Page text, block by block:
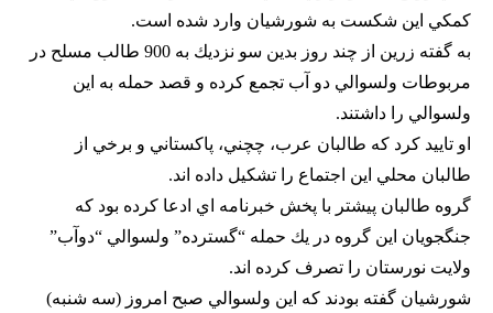
كمكي اين شكست به شورشيان وارد شده است.
به گفته زرين از چند روز بدين سو نزديك به 900 طالب مسلح در
مربوطات ولسوالي دو آب تجمع كرده و قصد حمله به اين
ولسوالي را داشتند.
او تاييد كرد كه طالبان عرب، چچني، پاكستاني و برخي از
طالبان محلي اين اجتماع را تشكيل داده اند.
گروه طالبان پيشتر با پخش خبرنامه اي ادعا كرده بود كه
جنگجويان اين گروه در يك حمله “گسترده” ولسوالي “دوآب”
ولايت نورستان را تصرف كرده اند.
شورشيان گفته بودند كه اين ولسوالي صبح امروز (سه شنبه)